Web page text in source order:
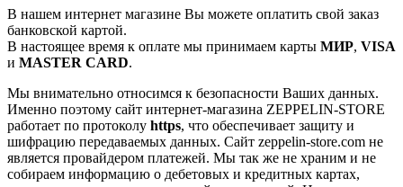
В нашем интернет магазине Вы можете оплатить свой заказ
банковской картой.
В настоящее время к оплате мы принимаем карты МИР, VISA
и MASTER CARD.
Мы внимательно относимся к безопасности Ваших данных.
Именно поэтому сайт интернет-магазина ZEPPELIN-STORE
работает по протоколу https, что обеспечивает защиту и
шифрацию передаваемых данных. Сайт zeppelin-store.com не
является провайдером платежей. Мы так же не храним и не
собираем информацию о дебетовых и кредитных картах,